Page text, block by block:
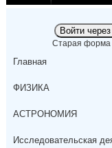
Войти
Старая форма
Главная
ФИЗИКА
АСТРОНОМИЯ
Исследовательская